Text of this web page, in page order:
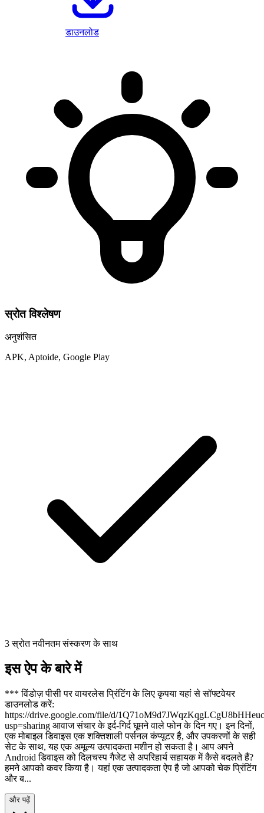
डाउनलोड
स्रोत विश्लेषण
अनुशंसित
APK, Aptoide, Google Play
3 स्रोत नवीनतम संस्करण के साथ
इस ऐप के बारे में
*** विंडोज़ पीसी पर वायरलेस प्रिंटिंग के लिए कृपया यहां से सॉफ्टवेयर
डाउनलोड करें:
https://drive.google.com/file/d/
usp=sharing आवाज संचार के इर्द-गिर्द घूमने वाले फोन के दिन गए। इन दिनों,
एक मोबाइल डिवाइस एक शक्तिशाली पर्सनल कंप्यूटर है, और उपकरणों के सही
सेट के साथ, यह एक अमूल्य उत्पादकता मशीन हो सकता है। आप अपने
Android डिवाइस को दिलचस्प गैजेट से अपरिहार्य सहायक में कैसे बदलते हैं?
हमने आपको कवर किया है। यहां एक उत्पादकता ऐप है जो आपको चेक प्रिंटिंग
और ब...
और पढ़ें